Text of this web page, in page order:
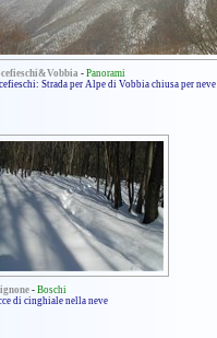
- Panorami
Strada per Alpe di Vobbia chiusa per neve
- Boschi
di cinghiale nella neve